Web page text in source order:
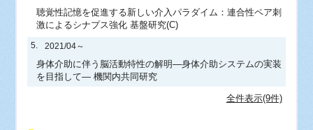
聴覚性記憶を促進する新しい介入パラダイム：連合性ペア刺
激によるシナプス強化 基盤研究(C)
5. 2021/04～
身体介助に伴う脳活動特性の解明―身体介助システムの実装
を目指して― 機関内共同研究
全件表示(9件)